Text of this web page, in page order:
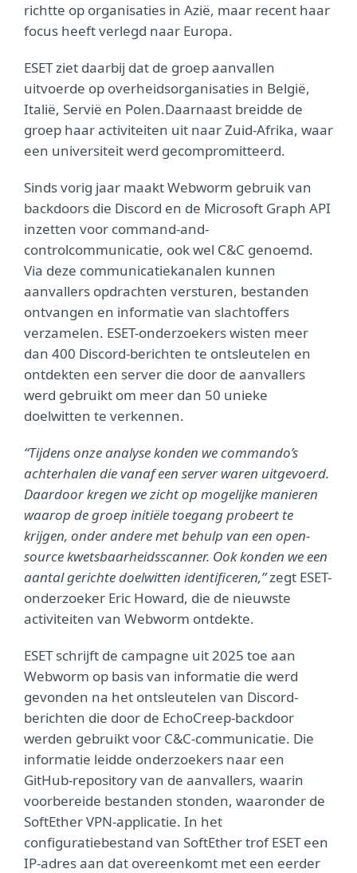
richtte op organisaties in Azië, maar recent haar
focus heeft verlegd naar Europa.
ESET ziet daarbij dat de groep aanvallen
uitvoerde op overheidsorganisaties in België,
Italië, Servië en Polen.Daarnaast breidde de
groep haar activiteiten uit naar Zuid-Afrika, waar
een universiteit werd gecompromitteerd.
Sinds vorig jaar maakt Webworm gebruik van
backdoors die Discord en de Microsoft Graph API
inzetten voor command-and-
controlcommunicatie, ook wel C&C genoemd.
Via deze communicatiekanalen kunnen
aanvallers opdrachten versturen, bestanden
ontvangen en informatie van slachtoffers
verzamelen. ESET-onderzoekers wisten meer
dan 400 Discord-berichten te ontsleutelen en
ontdekten een server die door de aanvallers
werd gebruikt om meer dan 50 unieke
doelwitten te verkennen.
“Tijdens onze analyse konden we commando’s
achterhalen die vanaf een server waren uitgevoerd.
Daardoor kregen we zicht op mogelijke manieren
waarop de groep initiële toegang probeert te
krijgen, onder andere met behulp van een open-
source kwetsbaarheidsscanner. Ook konden we een
aantal gerichte doelwitten identificeren,”zegt ESET-
onderzoeker Eric Howard, die de nieuwste
activiteiten van Webworm ontdekte.
ESET schrijft de campagne uit 2025 toe aan
Webworm op basis van informatie die werd
gevonden na het ontsleutelen van Discord-
berichten die door de EchoCreep-backdoor
werden gebruikt voor C&C-communicatie. Die
informatie leidde onderzoekers naar een
GitHub-repository van de aanvallers, waarin
voorbereide bestanden stonden, waaronder de
SoftEther VPN-applicatie. In het
configuratiebestand van SoftEther trof ESET een
IP-adres aan dat overeenkomt met een eerder